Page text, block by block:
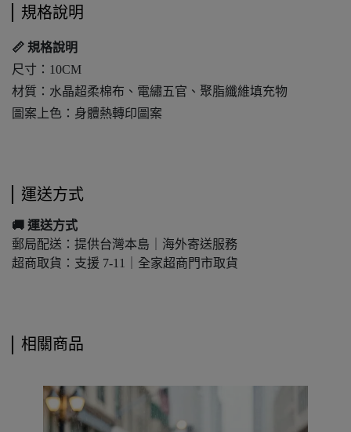
規格說明
📏 規格說明
尺寸：10CM
材質：水晶超柔棉布、電繡五官、聚脂纖維填充物
圖案上色：身體熱轉印圖案
運送方式
🚚 運送方式
郵局配送：提供台灣本島｜海外寄送服務
超商取貨：支援 7-11｜全家超商門市取貨
相關商品